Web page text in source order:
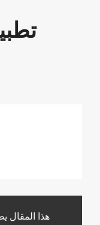
هذا المقال